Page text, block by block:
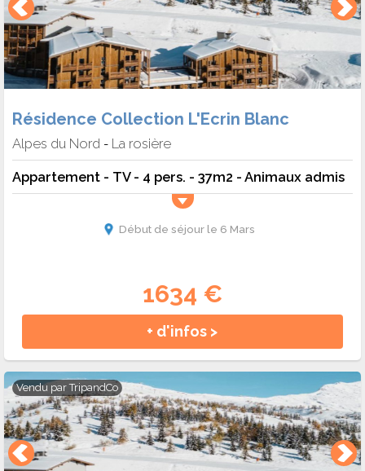
Résidence Collection L'Ecrin Blanc
Alpes du Nord - La rosière
Appartement - TV - 4 pers. - 37m2 - Animaux admis
Début de séjour le 6 Mars
1634 €
+ d'infos >
Vendu parTripandCo